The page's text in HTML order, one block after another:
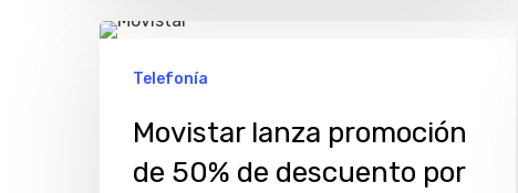
Movistar
lanzaTelefonía
Movistar lanza promoción
de 50% de descuento por